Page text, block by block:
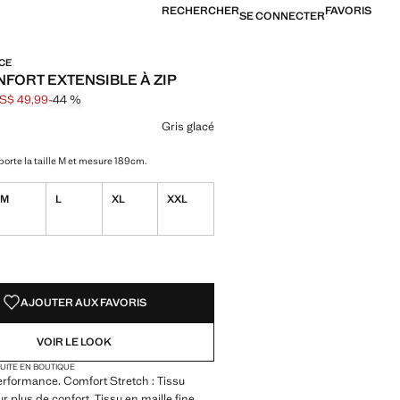
RECHERCHERSE CONNECTERFAVORIS
EXTENSIBLE À ZIP
[US$ 89,99 ]
49,99 ]
49,99-44 %
couleur
Gris glacé
la taille M et mesure 189cm.
M L XL XXL
AJOUTER AUX FAVORIS
VOIR LE LOOK
EN BOUTIQUE
Comfort Stretch : Tissu